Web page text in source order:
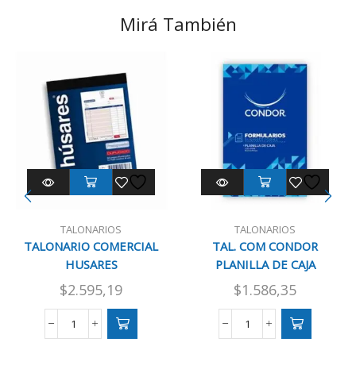
Mirá También
TALONARIOS
TALONARIO COMERCIAL
HUSARES
PRESUP.DUP.CHICO 1817
$2.595,19
TALONARIO
TALONARIOS
TAL. COM CONDOR
PLANILLA DE CAJA
$1.586,35
TAL.